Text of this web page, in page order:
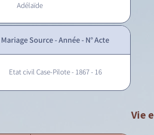
Adélaïde
Mariage Source - Année - N° Acte
Etat civil Case-Pilote - 1867 - 16
Vie